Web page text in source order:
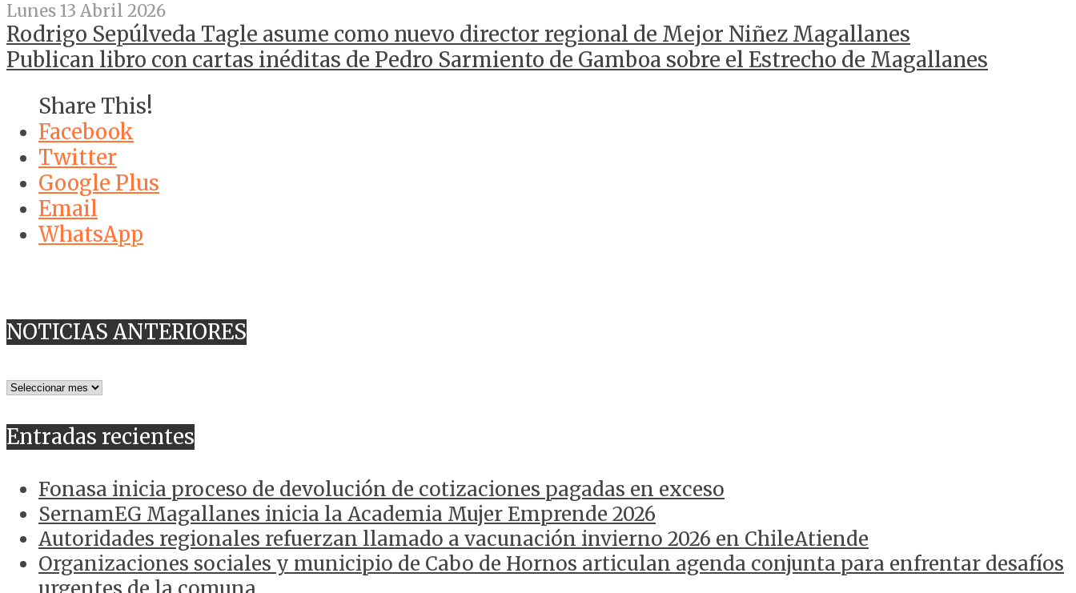
Lunes 13 Abril 2026
Rodrigo Sepúlveda Tagle asume como nuevo director regional de Mejor Niñez Magallanes
Publican libro con cartas inéditas de Pedro Sarmiento de Gamboa sobre el Estrecho de Magallanes
Share This!
Facebook
Twitter
Google Plus
Email
WhatsApp
NOTICIAS ANTERIORES
NOTICIAS
Entradas recientes
Fonasa inicia proceso de devolución de cotizaciones pagadas en exceso
SernamEG Magallanes inicia la Academia Mujer Emprende 2026
Autoridades regionales refuerzan llamado a vacunación invierno 2026 en ChileAtiende
Organizaciones sociales y municipio de Cabo de Hornos articulan agenda conjunta para enfrentar desafíos